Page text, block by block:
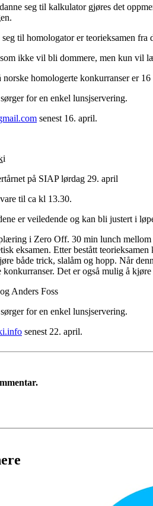
seg til kalkulator gjøres det
til homologator er teorieksamen
ikke vil bli dommere, men kun vil
homologerte konkurranser er 16
for en enkel lunsjservering.
senest 16. april.
i
på SIAP lørdag 29. april
til ca kl 13.30.
er veiledende og kan bli justert i
i Zero Off. 30 min lunch mellom
eksamen. Etter bestått
både trick, slalåm og hopp. Når
konkurranser. Det er også mulig å
Anders Foss
for en enkel lunsjservering.
senest 22. april.